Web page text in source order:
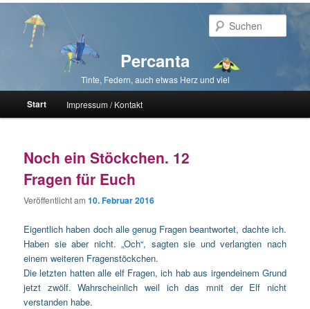
Percanta
Tinte, Federn, auch etwas Herz und viel
Hauptmenü
Zum primären Inhalt springen
Zum sekundären Inhalt springen
Start Impressum / Kontakt
Noch ein Stöckchen. 12
Fragen für Euch
Veröffentlicht am10. Februar 2016
Eigentlich haben doch alle genug Fragen beantwortet, dachte ich.
Haben sie aber nicht. „Och“, sagten sie und verlangten nach
einem weiteren Fragenstöckchen.
Die letzten hatten alle elf Fragen, ich hab aus irgendeinem Grund
jetzt zwölf. Wahrscheinlich weil ich das mnit der Elf nicht
verstanden habe.